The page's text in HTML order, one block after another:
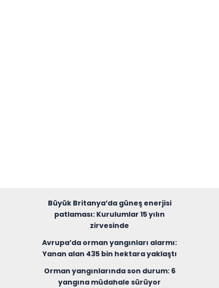
Büyük Britanya’da güneş enerjisi
patlaması: Kurulumlar 15 yılın
zirvesinde
Avrupa’da orman yangınları alarmı:
Yanan alan 435 bin hektara yaklaştı
Orman yangınlarında son durum: 6
yangına müdahale sürüyor